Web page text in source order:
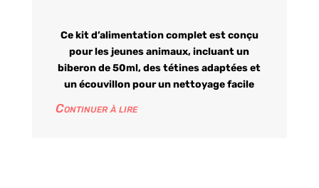
Ce kit d’alimentation complet est conçu
pour les jeunes animaux, incluant un
biberon de 50ml, des tétines adaptées et
un écouvillon pour un nettoyage facile
Continuer à lire